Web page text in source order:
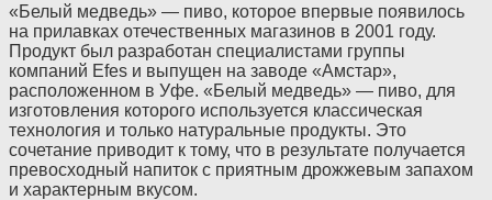
«Белый медведь» — пиво, которое впервые появилось
на прилавках отечественных магазинов в 2001 году.
Продукт был разработан специалистами группы
компаний Efes и выпущен на заводе «Амстар»,
расположенном в Уфе. «Белый медведь» — пиво, для
изготовления которого используется классическая
технология и только натуральные продукты. Это
сочетание приводит к тому, что в результате получается
превосходный напиток с приятным дрожжевым запахом
и характерным вкусом.